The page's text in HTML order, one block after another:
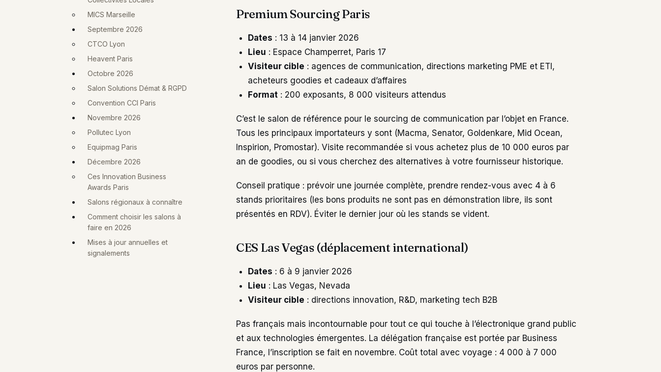
MICS Marseille
Septembre 2026
CTCO Lyon
Heavent Paris
Octobre 2026
Salon Solutions Démat & RGPD
Convention CCI Paris
Novembre 2026
Pollutec Lyon
Equipmag Paris
Décembre 2026
Ces Innovation Business
Awards Paris
Salons régionaux à connaître
Comment choisir les salons à
faire en 2026
Mises à jour annuelles et
signalements
Premium Sourcing Paris
Dates : 13 à 14 janvier 2026
Lieu : Espace Champerret, Paris 17
Visiteur cible : agences de communication, directions marketing PME et ETI,
acheteurs goodies et cadeaux d’affaires
Format : 200 exposants, 8 000 visiteurs attendus
C’est le salon de référence pour le sourcing de communication par l’objet en France.
Tous les principaux importateurs y sont (Macma, Senator, Goldenkare, Mid Ocean,
Inspirion, Promostar). Visite recommandée si vous achetez plus de 10 000 euros par
an de goodies, ou si vous cherchez des alternatives à votre fournisseur historique.
Conseil pratique : prévoir une journée complète, prendre rendez-vous avec 4 à 6
stands prioritaires (les bons produits ne sont pas en démonstration libre, ils sont
présentés en RDV). Éviter le dernier jour où les stands se vident.
CES Las Vegas (déplacement international)
Dates : 6 à 9 janvier 2026
Lieu : Las Vegas, Nevada
Visiteur cible : directions innovation, R&D, marketing tech B2B
Pas français mais incontournable pour tout ce qui touche à l’électronique grand public
et aux technologies émergentes. La délégation française est portée par Business
France, l’inscription se fait en novembre. Coût total avec voyage : 4 000 à 7 000
euros par personne.